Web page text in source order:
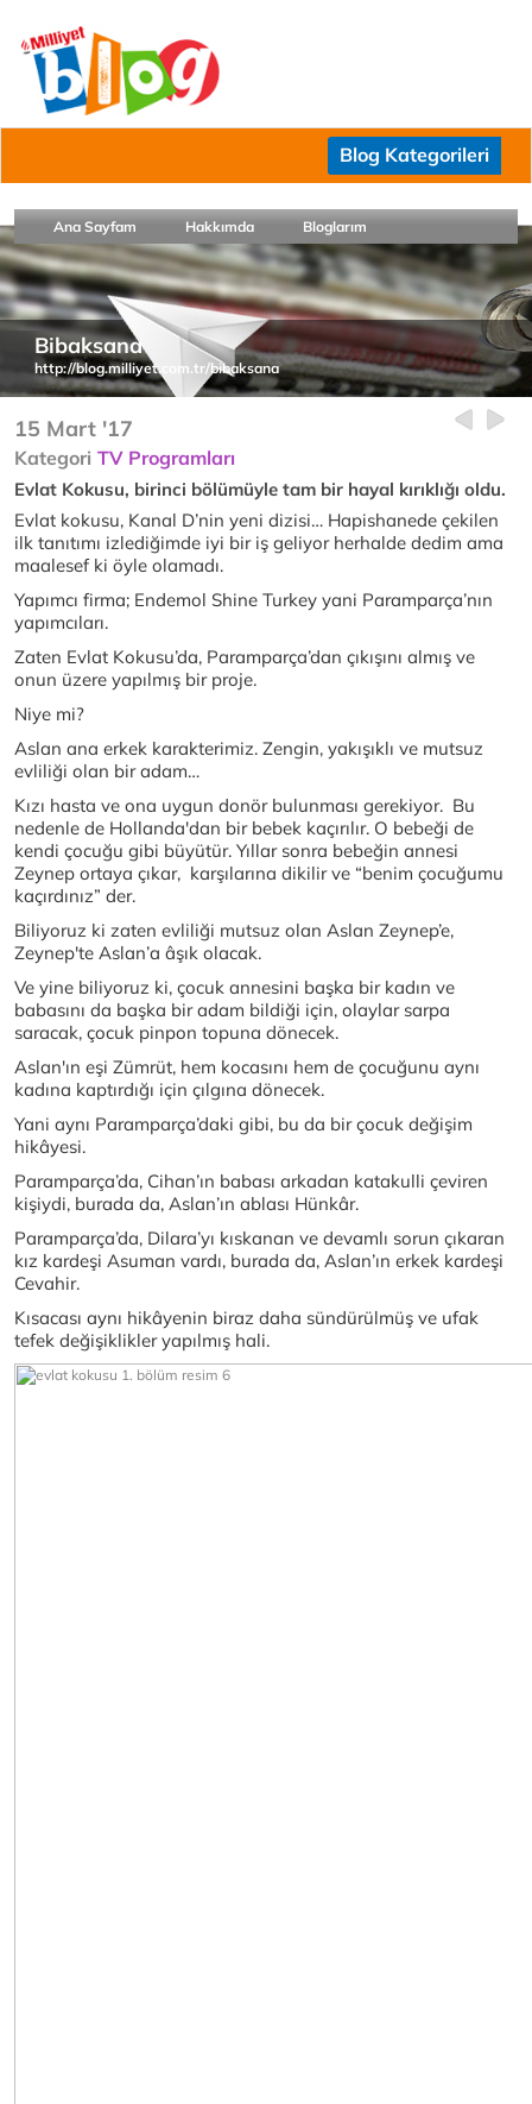
Blog Kategorileri
Ana Sayfam Hakkımda Bloglarım
Bibaksana
http://blog.milliyet.com.tr/bibaksana
15 Mart '17
Kategori TV Programları
Evlat Kokusu, birinci bölümüyle tam bir hayal kırıklığı oldu.
Evlat kokusu, Kanal D’nin yeni dizisi… Hapishanede çekilen
ilk tanıtımı izlediğimde iyi bir iş geliyor herhalde dedim ama
maalesef ki öyle olamadı.
Yapımcı firma; Endemol Shine Turkey yani Paramparça’nın
yapımcıları.
Zaten Evlat Kokusu’da, Paramparça’dan çıkışını almış ve
onun üzere yapılmış bir proje.
Niye mi?
Aslan ana erkek karakterimiz. Zengin, yakışıklı ve mutsuz
evliliği olan bir adam…
Kızı hasta ve ona uygun donör bulunması gerekiyor. Bu
nedenle de Hollanda'dan bir bebek kaçırılır. O bebeği de
kendi çocuğu gibi büyütür. Yıllar sonra bebeğin annesi
Zeynep ortaya çıkar, karşılarına dikilir ve “benim çocuğumu
kaçırdınız” der.
Biliyoruz ki zaten evliliği mutsuz olan Aslan Zeynep’e,
Zeynep'te Aslan’a âşık olacak.
Ve yine biliyoruz ki, çocuk annesini başka bir kadın ve
babasını da başka bir adam bildiği için, olaylar sarpa
saracak, çocuk pinpon topuna dönecek.
Aslan'ın eşi Zümrüt, hem kocasını hem de çocuğunu aynı
kadına kaptırdığı için çılgına dönecek.
Yani aynı Paramparça’daki gibi, bu da bir çocuk değişim
hikâyesi.
Paramparça’da, Cihan’ın babası arkadan katakulli çeviren
kişiydi, burada da, Aslan’ın ablası Hünkâr.
Paramparça’da, Dilara’yı kıskanan ve devamlı sorun çıkaran
kız kardeşi Asuman vardı, burada da, Aslan’ın erkek kardeşi
Cevahir.
Kısacası aynı hikâyenin biraz daha sündürülmüş ve ufak
tefek değişiklikler yapılmış hali.